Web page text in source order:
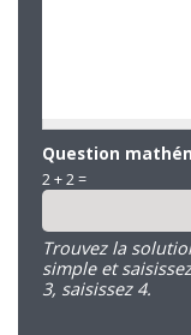
Question
2 + 2 =
Trouvez la
simple et
3, saisissez 4.